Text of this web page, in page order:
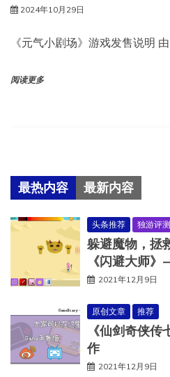
2024年10月29日
《元气小剧场》游戏发售说明
阅读更多
最热内容 最新内容
头条推荐 独游评测
躲避魔物，拯
《闪避大师
2021年12月9日
原创文章 推荐
《仙剑奇侠
作
2021年12月9日